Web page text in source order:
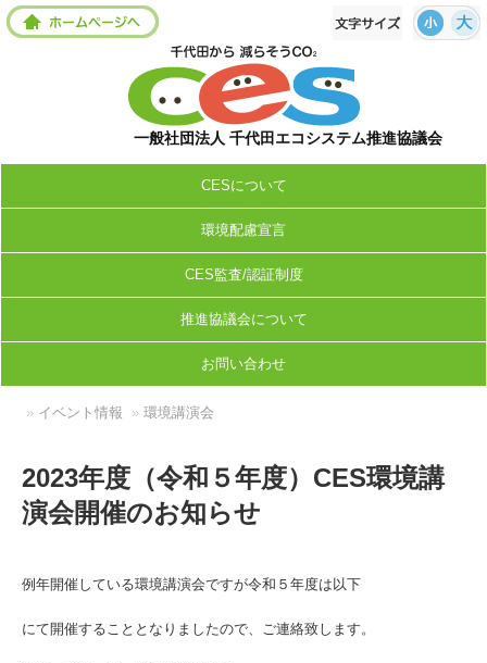
一般社団法人 千代田エコシステム推進協議会
CESについて
環境配慮宣言
CES監査/認証制度
推進協議会について
お問い合わせ
» イベント情報 » 環境講演会
2023年度（令和５年度）CES環境講
演会開催のお知らせ
例年開催している環境講演会ですが令和５年度は以下
にて開催することとなりましたので、ご連絡致します。